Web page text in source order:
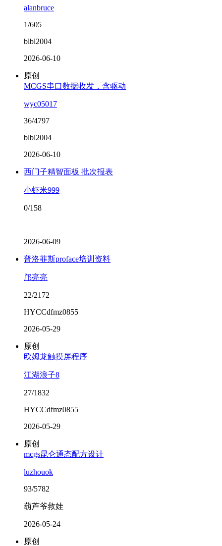
alanbruce
1/605
blbl2004
2026-06-10
原创
MCGS串口数据收发，含驱动
wyc05017
36/4797
blbl2004
2026-06-10
西门子精智面板 批次报表
小虾米999
0/158
2026-06-09
普洛菲斯proface培训资料
邝亮亮
22/2172
HYCCdfmz0855
2026-05-29
原创
欧姆龙触摸屏程序
江湖浪子8
27/1832
HYCCdfmz0855
2026-05-29
原创
mcgs昆仑通态配方设计
luzhouok
93/5782
葫芦爷救娃
2026-05-24
原创